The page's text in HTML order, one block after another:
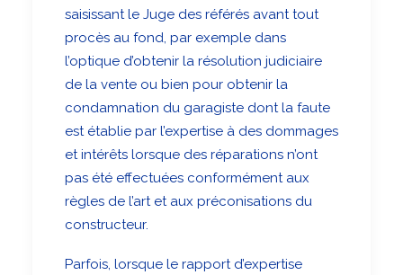
saisissant le Juge des référés avant tout
procès au fond, par exemple dans
l’optique d’obtenir la résolution judiciaire
de la vente ou bien pour obtenir la
condamnation du garagiste dont la faute
est établie par l’expertise à des dommages
et intérêts lorsque des réparations n’ont
pas été effectuées conformément aux
règles de l’art et aux préconisations du
constructeur.
Parfois, lorsque le rapport d’expertise